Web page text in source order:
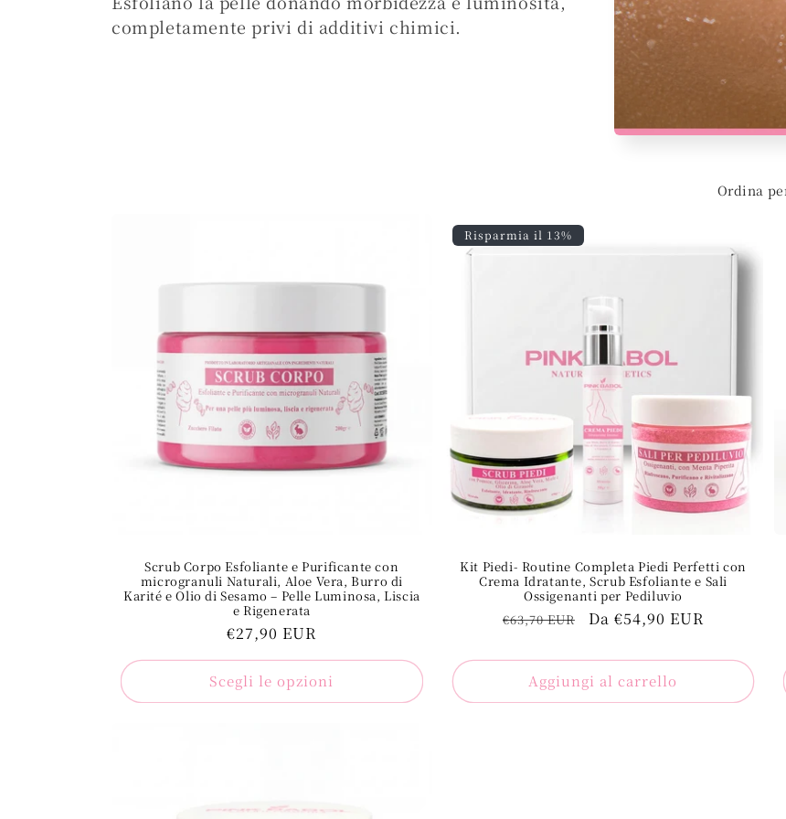
l
completamente privi di additivi chimici.
Ordina
Scrub Corpo Esfoliante e Purificante con
microgranuli Naturali, Aloe Vera, Burro di
Karité e Olio di Sesamo – Pelle Luminosa, Liscia
e Rigenerata
Prezzo
regolare
€27,90 EUR
Scegli le opzioni
Risparmia il 13%
Kit Piedi- Routine Completa Piedi Perfetti con
Crema Idratante, Scrub Esfoliante e Sali
Ossigenanti per Pediluvio
Prezzo
€63,70 EUR
Prezzo
vendita
Da €54,90 EUR
Aggiungi al carrello